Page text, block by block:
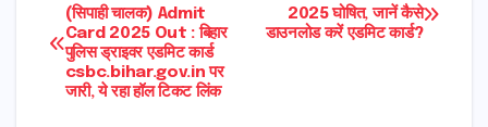
navigation
2025 घोषित, जानें कैसे
डाउनलोड करें एडमिट कार्ड?
(सिपाही चालक) Admit
Card 2025 Out : बिहार
पुलिस ड्राइवर एडमिट कार्ड
csbc.bihar.gov.in पर
जारी, ये रहा हॉल टिकट लिंक